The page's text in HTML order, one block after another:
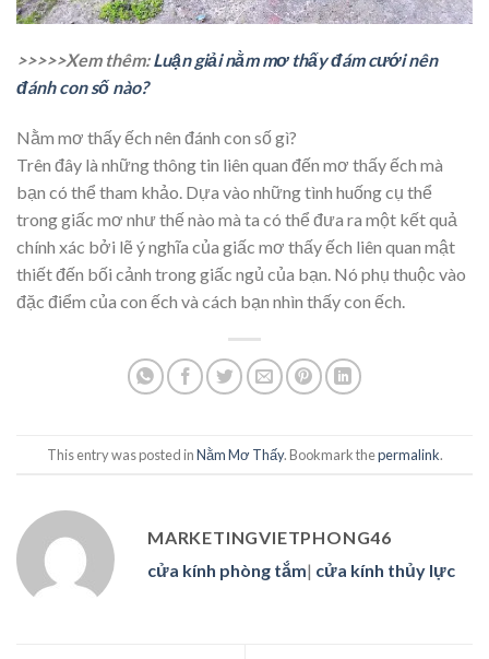
>>>>>Xem thêm:Luận giải nằm mơ thấy đám cưới nên
đánh con số nào?
Nằm mơ thấy ếch nên đánh con số gì?
Trên đây là những thông tin liên quan đến mơ thấy ếch mà
bạn có thể tham khảo. Dựa vào những tình huống cụ thể
trong giấc mơ như thế nào mà ta có thể đưa ra một kết quả
chính xác bởi lẽ ý nghĩa của giấc mơ thấy ếch liên quan mật
thiết đến bối cảnh trong giấc ngủ của bạn. Nó phụ thuộc vào
đặc điểm của con ếch và cách bạn nhìn thấy con ếch.
This entry was posted inNằm Mơ Thấy. Bookmark thepermalink.
MARKETINGVIETPHONG46
cửa kính phòng tắm| cửa kính thủy lực